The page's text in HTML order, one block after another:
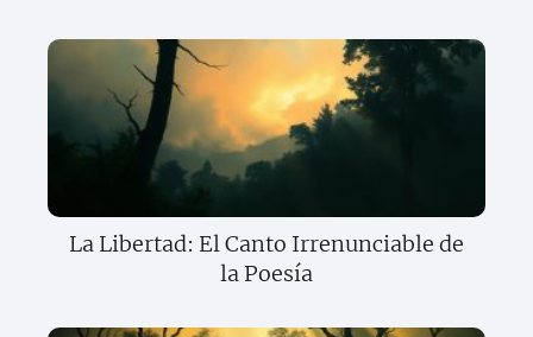
La Libertad: El Canto Irrenunciable de
la Poesía